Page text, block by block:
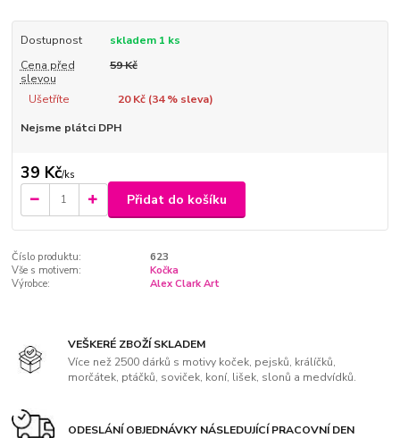
Dostupnost
skladem 1 ks
Cena před
slevou
59 Kč
Ušetříte 20 Kč (34% sleva)
Nejsme plátci DPH
39 Kč/ks
Přidat do košíku
Číslo produktu:
623
Vše s motivem:
Kočka
Výrobce:
Alex Clark Art
VEŠKERÉ ZBOŽÍ SKLADEM
Více než 2500 dárků s motivy koček, pejsků, králíčků,
morčátek, ptáčků, soviček, koní, lišek, slonů a medvídků.
ODESLÁNÍ OBJEDNÁVKY NÁSLEDUJÍCÍ PRACOVNÍ DEN